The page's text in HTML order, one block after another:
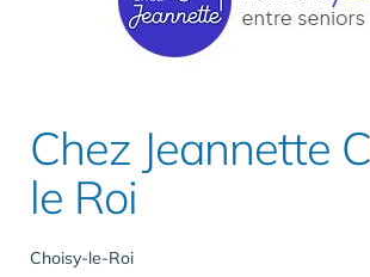
Chez Jeannette
le Roi
Choisy-le-Roi